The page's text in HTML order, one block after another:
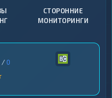
СТОРОННИЕ
МОНИТОРИНГИ
/0